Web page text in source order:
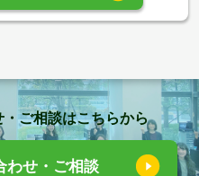
ご相談はこちらから
わせ・ご相談